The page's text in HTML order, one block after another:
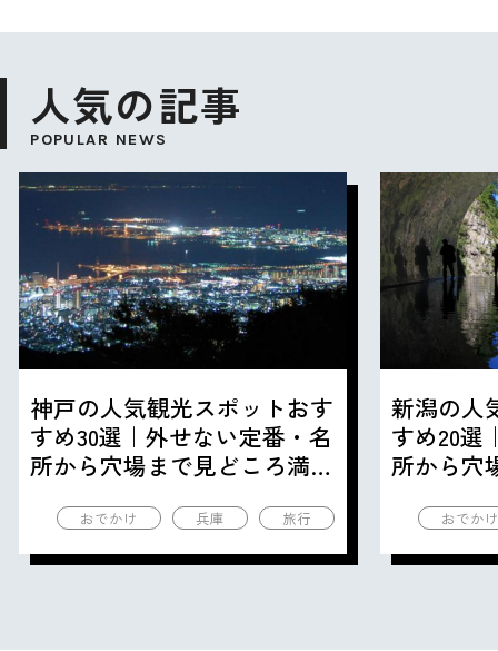
人気の記事
POPULAR NEWS
神戸の人気観光スポットおす
すめ30選｜外せない定番・名
所から穴場まで見どころ満載
おでかけ 兵庫 旅行
新潟の人
すめ20選
所から穴
おでか